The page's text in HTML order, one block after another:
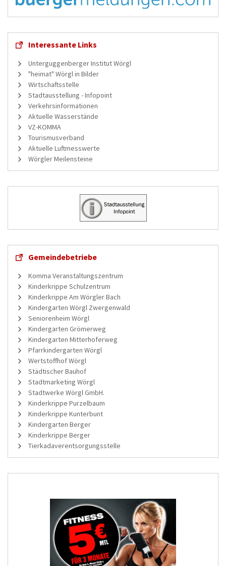
Interessante Links
Unterguggenberger Institut Wörgl
"heimat" Wörgl in Bilder
Wirtschaftsstelle
Stadtausstellung - Infopoint
Verkehrsinformationen
Aktuelle Wasserstände
VZ-KOMMA
Tourismusverband
Aktuelle Luftmesswerte
Wörgler Meilensteine
Gemeindebetriebe
Komma Veranstaltungszentrum
Kinderkrippe Schulzentrum
Kinderkrippe Am Wörgler Bach
Kindergarten Wörgl Zwergenwald
Seniorenheim Wörgl
Kindergarten Grömerweg
Kindergarten Mitterhoferweg
Pfarrkindergarten Wörgl
Wertstoffhof Wörgl
Städtischer Bauhof
Stadtmarketing Wörgl
Stadtwerke Wörgl GmbH.
Kinderkrippe Purzelbaum
Kinderkrippe Kunterbunt
Kindergarten Berger
Kinderkrippe Berger
Tierkadaverentsorgungsstelle